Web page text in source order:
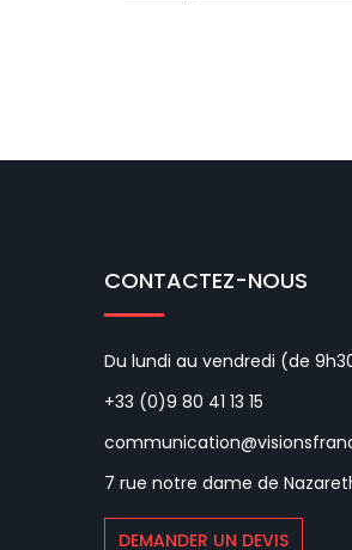
CONTACTEZ-NOUS
Du lundi au vendredi (de
+33 (0)9 80 41 13 15
7 rue notre dame de
DEMANDER UN DEVIS